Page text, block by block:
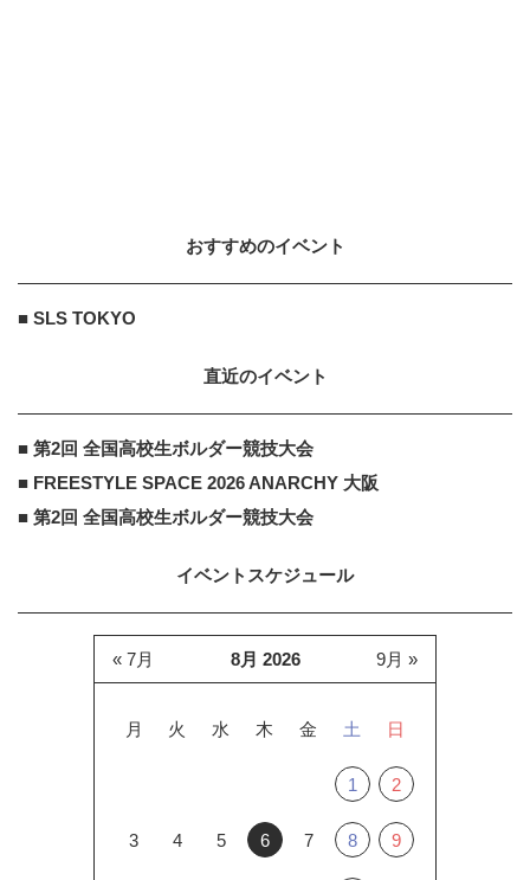
おすすめのイベント
■ SLS TOKYO
直近のイベント
■ 第2回 全国高校生ボルダー競技大会
■ FREESTYLE SPACE 2026 ANARCHY 大阪
■ 第2回 全国高校生ボルダー競技大会
イベントスケジュール
8月 2026
月 火 水 木 金 土 日
1 2
3 4 5 6 7 8 9
« 7月 9月 »